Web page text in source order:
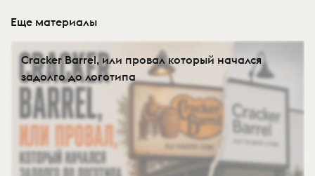
Еще материалы
Cracker Barrel, или провал который начался
задолго до логотипа